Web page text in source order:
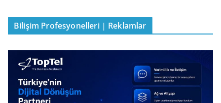
Bilişim Profesyonelleri | Reklamlar